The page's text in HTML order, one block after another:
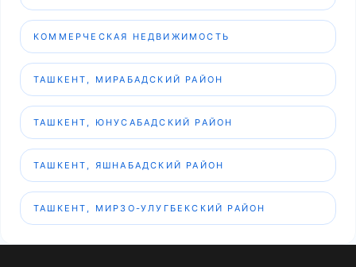
КОММЕРЧЕСКАЯ НЕДВИЖИМОСТЬ
ТАШКЕНТ, МИРАБАДСКИЙ РАЙОН
ТАШКЕНТ, ЮНУСАБАДСКИЙ РАЙОН
ТАШКЕНТ, ЯШНАБАДСКИЙ РАЙОН
ТАШКЕНТ, МИРЗО-УЛУГБЕКСКИЙ РАЙОН